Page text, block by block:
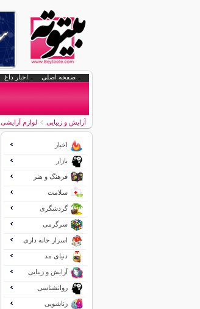
صفحه اصلی اخبار داغ
آرایش و زیبایی لوازم آرایشی
اخبار
بازار
فرهنگ و هنر
سلامت
گردشگری
سرگرمی
اسرار خانه داری
دنیای مد
آرایش و زیبایی
روانشناسی
زناشویی